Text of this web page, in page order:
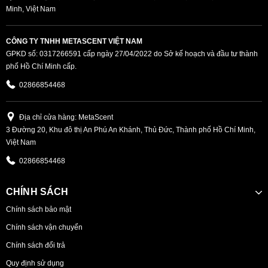
Minh, Việt Nam
CÔNG TY TNHH METASCENT VIỆT NAM
GPKD số: 0317266591 cấp ngày 27/04/2022 do Sở kế hoạch và đầu tư thành
phố Hồ Chí Minh cấp.
02866854468
Địa chỉ cửa hàng: MetaScent
3 Đường 20, Khu đô thị An Phú An Khánh, Thủ Đức, Thành phố Hồ Chí Minh,
Việt Nam
02866854468
CHÍNH SÁCH
Chính sách bảo mật
Chính sách vận chuyển
Chính sách đổi trả
Quy định sử dụng